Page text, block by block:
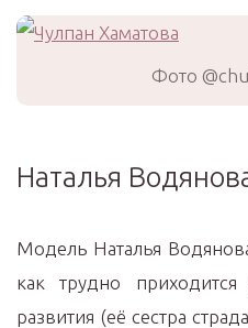
Фото
Наталья
Модель Наталья
как трудно
развития (её сестра